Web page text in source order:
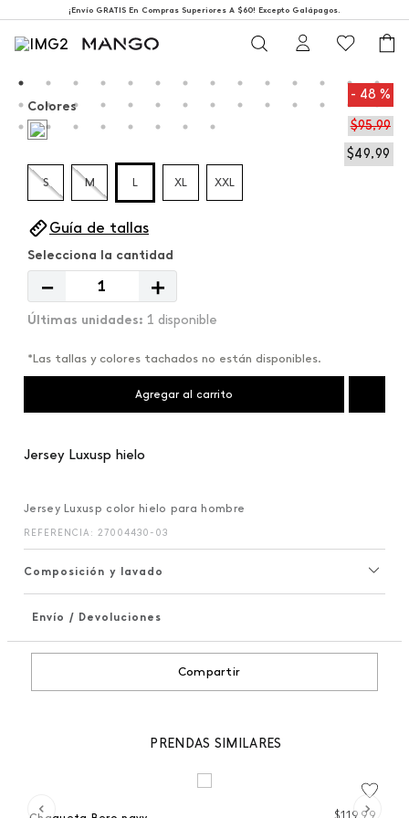
¡Envío GRATIS En Compras Superiores A $60! Excepto Galápagos.
48 %
$95,99
$49,99
Colores
S M L XL XXL
Guía de tallas
＋
－
1 disponible
*Las tallas y colores tachados no están disponibles.
Agregar al carrito
Jersey Luxusp hielo
Jersey Luxusp color hielo para hombre
REFERENCIA : 27004430-03
Composición y lavado
Envío / Devoluciones
Compartir
PRENDAS SIMILARES
$119 99